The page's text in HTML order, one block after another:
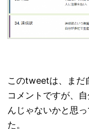
このtweetは、まだ
コメントですが、
んじゃないかと思
た。